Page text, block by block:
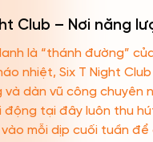
Club – Nơi năng
là “thánh đường”
nhiệt, Six T Night
và dàn vũ công chuyên
động tại đây luôn thu
mỗi dịp cuối tuần để